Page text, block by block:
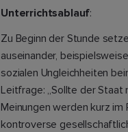
Unterrichtsablauf:
Zu Beginn der Stunde
auseinander,
sozialen Ungleichheiten
Leitfrage: „Sollte der Staat
Meinungen werden kurz
kontroverse